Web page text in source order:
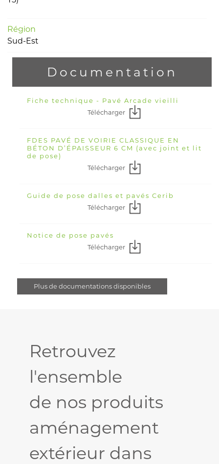
Région
Sud-Est
Documentation
Fiche technique - Pavé Arcade vieilli
Télécharger
FDES PAVÉ DE VOIRIE CLASSIQUE EN
BÉTON D’ÉPAISSEUR 6 CM (avec joint et lit
de pose)
Télécharger
Guide de pose dalles et pavés Cerib
Télécharger
Notice de pose pavés
Télécharger
Plus de documentations disponibles
Retrouvez
l'ensemble
de nos produits
aménagement
extérieur dans